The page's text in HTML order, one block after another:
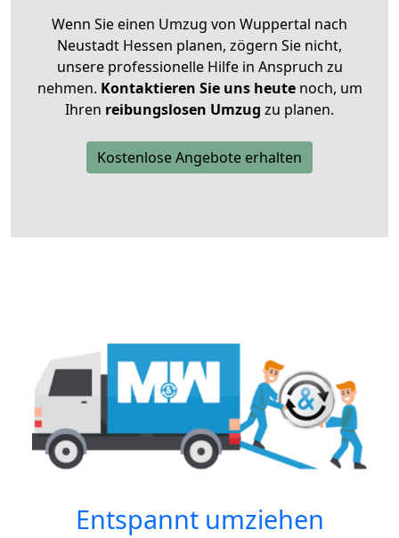
Wenn Sie einen Umzug von Wuppertal nach
Neustadt Hessen planen, zögern Sie nicht,
unsere professionelle Hilfe in Anspruch zu
nehmen. Kontaktieren Sie uns heutenoch, um
Ihren reibungslosen Umzug zu planen.
Kostenlose Angebote erhalten
Entspannt umziehen